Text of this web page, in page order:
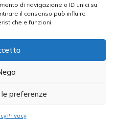
di navigazione o ID unici su
il consenso può influire
e funzioni.
preferenze
Privacy
Stampa Del Tribunale Di